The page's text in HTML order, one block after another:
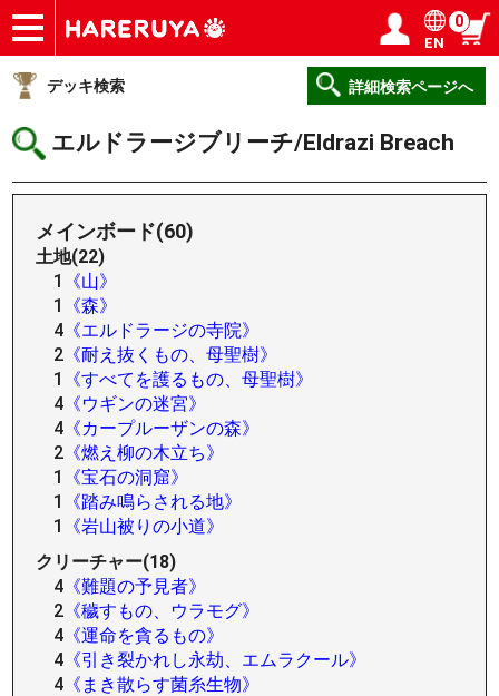
ショップ
買取
記事
デッキ検索
デッキ構築
選手一覧
店舗一覧
イベント
ヘルプ
お問い合わせ ログイン／会員登録
EN
0
デッキ検索 詳細検索ページへ
エルドラージブリーチ/Eldrazi Breach
メインボード(60)
土地(22)
1
《山》
1
《森》
4 《エルドラージの寺院》
2 《耐え抜くもの、母聖樹》
1
《すべてを護るもの、母聖樹》
4 《ウギンの迷宮》
4 《カープルーザンの森》
2 《燃え柳の木立ち》
1
《宝石の洞窟》
1
《踏み鳴らされる地》
1
《岩山被りの小道》
クリーチャー(18)
4 《難題の予見者》
2 《穢すもの、ウラモグ》
4 《運命を貪るもの》
4 《引き裂かれし永劫、エムラクール》
4 《まき散らす菌糸生物》